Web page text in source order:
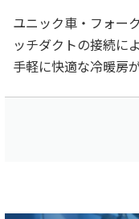
ユニック車・フォー
ッチダクトの接続に
手軽に快適な冷暖房